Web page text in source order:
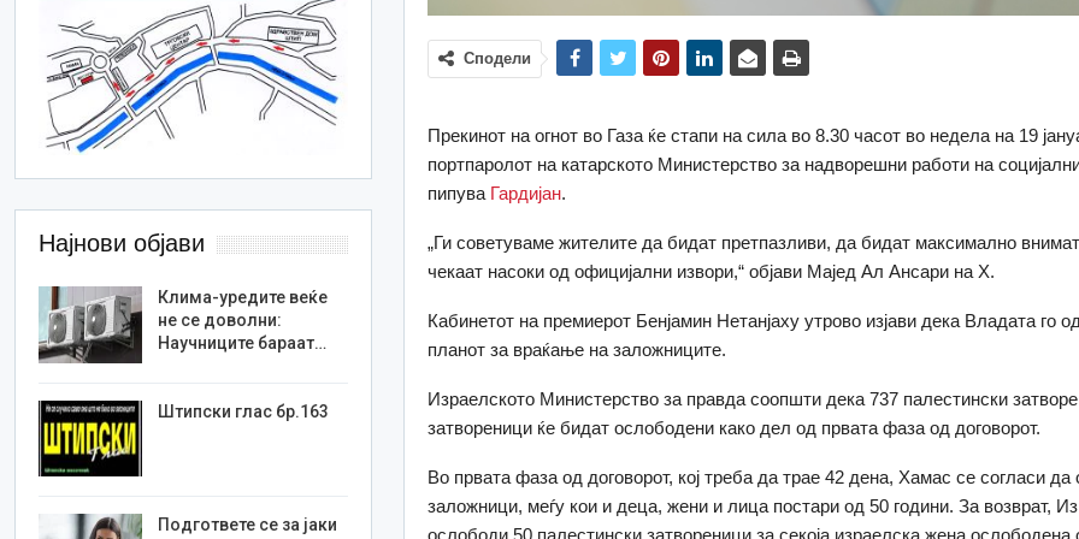
Сподели
Прекинот на огнот во Газа ќе стапи на сила во 8.30 часот во недела на 19
портпаролот на катарското Министерство за надворешни работи на
пипува Гардијан.
„Ги советуваме жителите да бидат претпазливи, да бидат максимално
чекаат насоки од официјални извори,“ објави Мајед Ал Ансари на Х.
Кабинетот на премиерот Бенјамин Нетанјаху утрово изјави дека Владата го
планот за враќање на заложниците.
Израелското Министерство за правда соопшти дека 737 палестински
затвореници ќе бидат ослободени како дел од првата фаза од договорот.
Во првата фаза од договорот, кој треба да трае 42 дена, Хамас се согласи
заложници, меѓу кои и деца, жени и лица постари од 50 години. За возврат,
ослободи 50 палестински затвореници за секоја израелска жена
Најнови објави
Клима-уредите веќе
не се доволни:
Научниците бараат…
Штипски глас бр.163
Подгответе се за јаки